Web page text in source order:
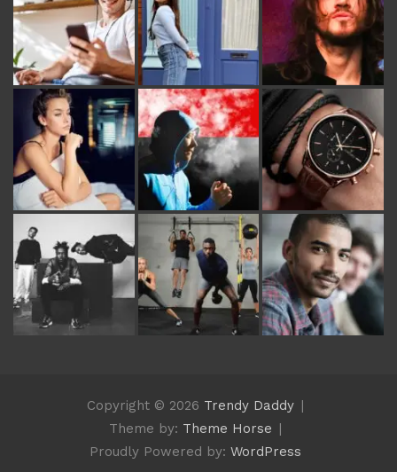
Copyright © 2026 Trendy Daddy
Theme by: Theme Horse
Proudly Powered by: WordPress